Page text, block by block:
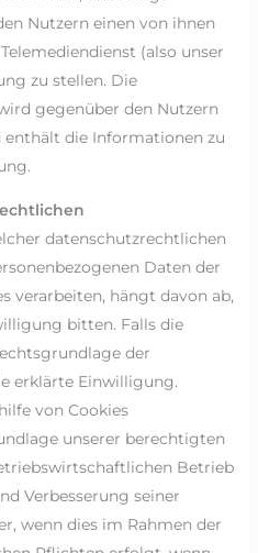
Nutzern einen von ihnen
(also unser
zu stellen. Die
gegenüber den Nutzern
die Informationen zu
datenschutzrechtlichen
Daten der
verarbeiten, hängt davon ab,
bitten. Falls die
der
erklärte Einwilligung.
von Cookies
unserer berechtigten
Betrieb
Verbesserung seiner
wenn dies im Rahmen der